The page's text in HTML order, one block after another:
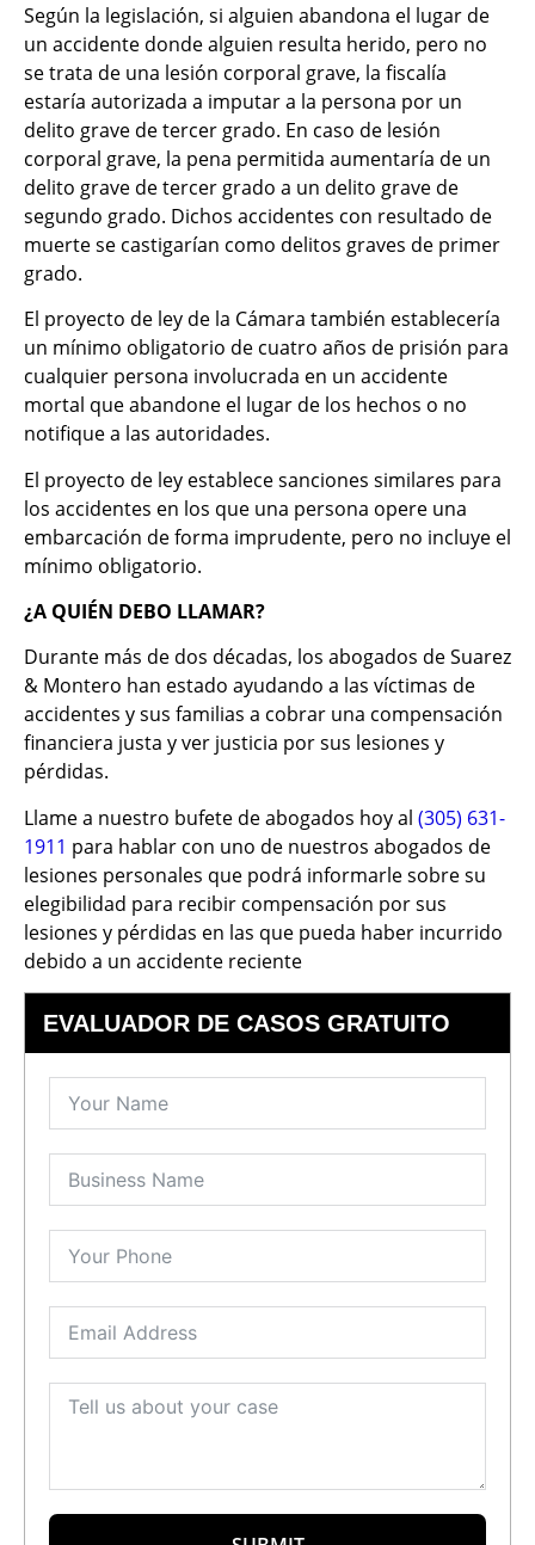
Según la legislación, si alguien abandona el lugar de
un accidente donde alguien resulta herido, pero no
se trata de una lesión corporal grave, la fiscalía
estaría autorizada a imputar a la persona por un
delito grave de tercer grado. En caso de lesión
corporal grave, la pena permitida aumentaría de un
delito grave de tercer grado a un delito grave de
segundo grado. Dichos accidentes con resultado de
muerte se castigarían como delitos graves de primer
grado.
El proyecto de ley de la Cámara también establecería
un mínimo obligatorio de cuatro años de prisión para
cualquier persona involucrada en un accidente
mortal que abandone el lugar de los hechos o no
notifique a las autoridades.
El proyecto de ley establece sanciones similares para
los accidentes en los que una persona opere una
embarcación de forma imprudente, pero no incluye el
mínimo obligatorio.
¿A QUIÉN DEBO LLAMAR?
Durante más de dos décadas, los abogados de Suarez
& Montero han estado ayudando a las víctimas de
accidentes y sus familias a cobrar una compensación
financiera justa y ver justicia por sus lesiones y
pérdidas.
Llame a nuestro bufete de abogados hoy al (305) 631-
1911 para hablar con uno de nuestros abogados de
lesiones personales que podrá informarle sobre su
elegibilidad para recibir compensación por sus
lesiones y pérdidas en las que pueda haber incurrido
debido a un accidente reciente
EVALUADOR DE CASOS GRATUITO